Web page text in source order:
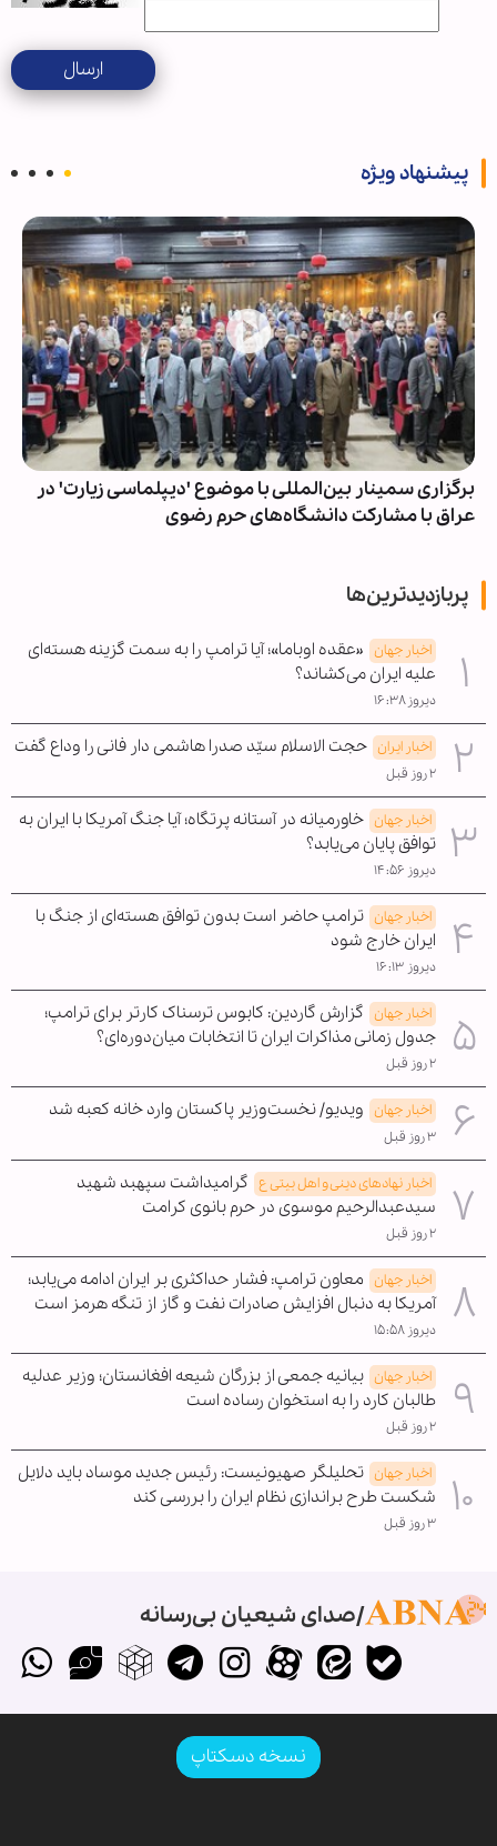
ارسال
پیشنهاد ویژه
برگزاری سمینار بین‌المللی با موضوع 'دیپلماسی زیارت' در
عراق با مشارکت دانشگاه‌های حرم رضوی
پربازدیدترین‌ها
اخبار جهان «عقده اوباما»؛ آیا ترامپ را به سمت گزینه هسته‌ای
علیه ایران می‌کشاند؟
دیروز ۱۶:۳۸
اخبار ایران حجت الاسلام سیّد صدرا هاشمی دار فانی را وداع گفت
۲ روز قبل
اخبار جهان خاورمیانه در آستانه پرتگاه؛ آیا جنگ آمریکا با ایران به
توافق پایان می‌یابد؟
دیروز ۱۴:۵۶
اخبار جهان ترامپ حاضر است بدون توافق هسته‌ای از جنگ با
ایران خارج شود
دیروز ۱۶:۱۳
اخبار جهان گزارش گاردین: کابوس ترسناک کارتر برای ترامپ؛
جدول زمانی مذاکرات ایران تا انتخابات میان‌دوره‌ای؟
۲ روز قبل
اخبار جهان ویدیو/ نخست‌وزیر پاکستان وارد خانه کعبه شد
۳ روز قبل
اخبار نهادهای دینی و اهل بیتی ع گرامیداشت سپهبد شهید
سیدعبدالرحیم موسوی در حرم بانوی کرامت
۲ روز قبل
اخبار جهان معاون ترامپ: فشار حداکثری بر ایران ادامه می‌یابد؛
آمریکا به دنبال افزایش صادرات نفت و گاز از تنگه هرمز است
دیروز ۱۵:۵۸
اخبار جهان بیانیه جمعی از بزرگان شیعه افغانستان؛ وزیر عدلیه
طالبان کارد را به استخوان رساده است
۲ روز قبل
اخبار جهان تحلیلگر صهیونیست: رئیس جدید موساد باید دلایل
شکست طرح براندازی نظام ایران را بررسی کند
۳ روز قبل
صدای شیعیان بی‌رسانه
نسخه دسکتاپ